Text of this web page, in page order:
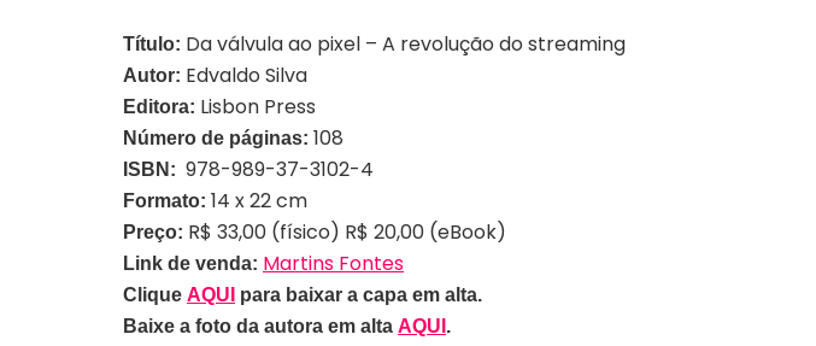
Título: Da válvula ao pixel – A revolução do streaming
Autor: Edvaldo Silva
Editora: Lisbon Press
Número de páginas: 108
ISBN: 978-989-37-3102-4
Formato: 14 x 22 cm
Preço: R$ 33,00 (físico) R$ 20,00 (eBook)
Link de venda: Martins Fontes
Clique AQUI para baixar a capa em alta.
Baixe a foto da autora em alta AQUI .